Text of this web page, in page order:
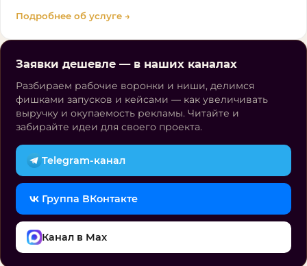
Подробнее об услуге →
Заявки дешевле — в наших каналах
Разбираем рабочие воронки и ниши, делимся
фишками запусков и кейсами — как увеличивать
выручку и окупаемость рекламы. Читайте и
забирайте идеи для своего проекта.
Telegram-канал
Группа ВКонтакте
Канал в Max